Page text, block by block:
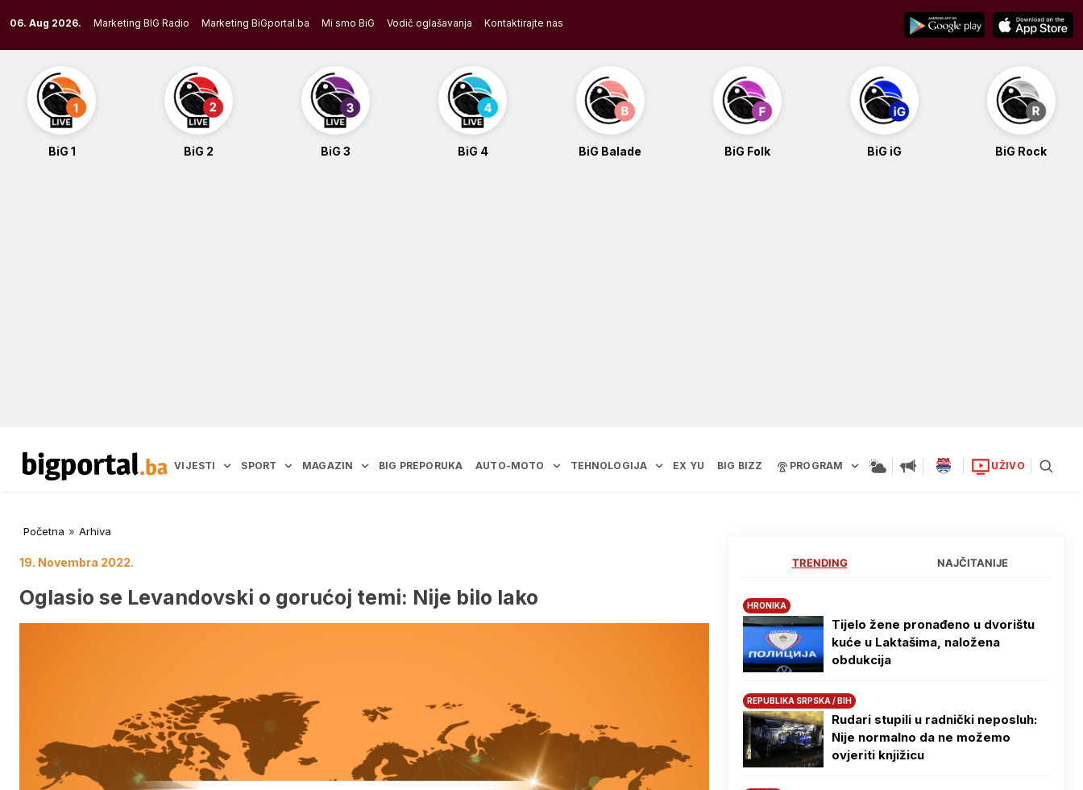
to
content
06. Aug 2026. Marketing BIG Radio Marketing BiGportal.ba Mi smo BiG Vodič oglašavanja Kontaktirajte nas
BiG 1 BiG 2 BiG 3 BiG 4 BiG Balade BiG Folk BiG iG BiG Rock
VIJESTI SPORT MAGAZIN BIG PREPORUKA AUTO-MOTO TEHNOLOGIJA EX YU BIG BIZZ PROGRAM UŽIVO
Početna » Arhiva
19. Novembra 2022.
Oglasio se Levandovski o gorućoj temi: Nije bilo lako
TRENDING NAJČITANIJE
HRONIKA
Tijelo žene pronađeno u dvorištu
kuće u Laktašima, naložena
obdukcija
REPUBLIKA SRPSKA / BIH
Rudari stupili u radnički neposluh:
Nije normalno da ne možemo
ovjeriti knjižicu